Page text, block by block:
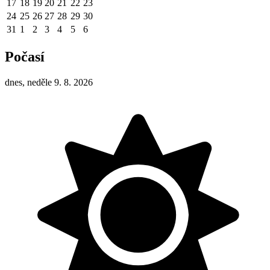
17 18 19 20 21 22 23
24 25 26 27 28 29 30
31 1 2 3 4 5 6
Počasí
dnes, neděle 9. 8. 2026